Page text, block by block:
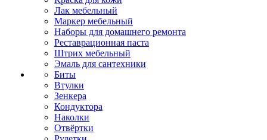
Лак мебельный
Маркер мебельный
Наборы для домашнего ремонта
Реставрационная паста
Штрих мебельный
Эмаль для сантехники
Биты
Втулки
Зенкера
Кондуктора
Наколки
Отвёртки